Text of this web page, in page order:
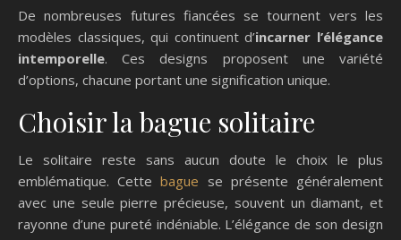
De nombreuses futures fiancées se tournent vers les
modèles classiques, qui continuent d’incarner l’élégance
intemporelle. Ces designs proposent une variété
d’options, chacune portant une signification unique.
Choisir la bague solitaire
Le solitaire reste sans aucun doute le choix le plus
emblématique. Cettebague se présente généralement
avec une seule pierre précieuse, souvent un diamant, et
rayonne d’une pureté indéniable. L’élégance de son design